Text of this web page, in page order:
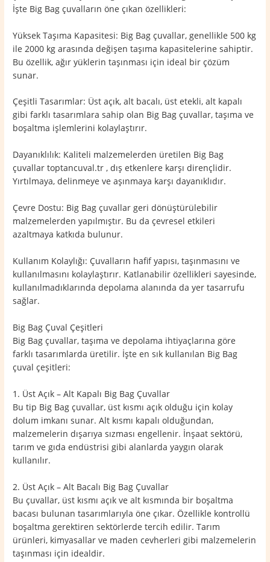
İşte Big Bag çuvalların öne çıkan özellikleri:
Yüksek Taşıma Kapasitesi: Big Bag çuvallar, genellikle 500 kg
ile 2000 kg arasında değişen taşıma kapasitelerine sahiptir.
Bu özellik, ağır yüklerin taşınması için ideal bir çözüm
sunar.
Çeşitli Tasarımlar: Üst açık, alt bacalı, üst etekli, alt kapalı
gibi farklı tasarımlara sahip olan Big Bag çuvallar, taşıma ve
boşaltma işlemlerini kolaylaştırır.
Dayanıklılık: Kaliteli malzemelerden üretilen Big Bag
çuvallar toptancuval.tr , dış etkenlere karşı dirençlidir.
Yırtılmaya, delinmeye ve aşınmaya karşı dayanıklıdır.
Çevre Dostu: Big Bag çuvallar geri dönüştürülebilir
malzemelerden yapılmıştır. Bu da çevresel etkileri
azaltmaya katkıda bulunur.
Kullanım Kolaylığı: Çuvalların hafif yapısı, taşınmasını ve
kullanılmasını kolaylaştırır. Katlanabilir özellikleri sayesinde,
kullanılmadıklarında depolama alanında da yer tasarrufu
sağlar.
Big Bag Çuval Çeşitleri
Big Bag çuvallar, taşıma ve depolama ihtiyaçlarına göre
farklı tasarımlarda üretilir. İşte en sık kullanılan Big Bag
çuval çeşitleri:
1. Üst Açık – Alt Kapalı Big Bag Çuvallar
Bu tip Big Bag çuvallar, üst kısmı açık olduğu için kolay
dolum imkanı sunar. Alt kısmı kapalı olduğundan,
malzemelerin dışarıya sızması engellenir. İnşaat sektörü,
tarım ve gıda endüstrisi gibi alanlarda yaygın olarak
kullanılır.
2. Üst Açık – Alt Bacalı Big Bag Çuvallar
Bu çuvallar, üst kısmı açık ve alt kısmında bir boşaltma
bacası bulunan tasarımlarıyla öne çıkar. Özellikle kontrollü
boşaltma gerektiren sektörlerde tercih edilir. Tarım
ürünleri, kimyasallar ve maden cevherleri gibi malzemelerin
taşınması için idealdir.